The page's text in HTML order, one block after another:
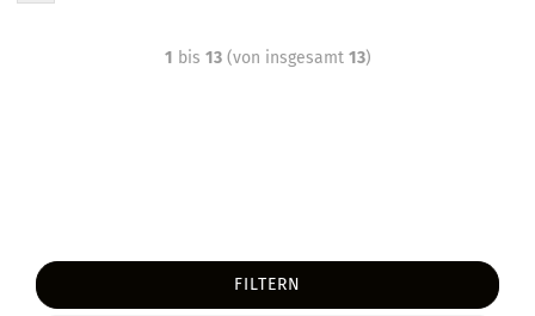
1 bis 13(von insgesamt 13)
FILTERN